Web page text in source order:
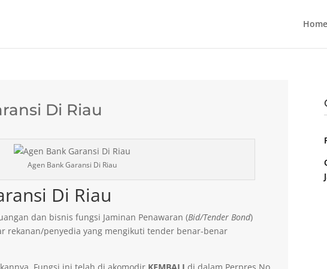
Di Riau
Agen Bank Garansi Di Riau
Di Riau
dan bisnis fungsi Jaminan Penawaran (Bid/Tender Bond)
rekanan/penyedia yang mengikuti tender benar-benar